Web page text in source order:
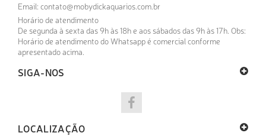
Email: contato@mobydickaquarios.com.br
Horário de atendimento
De segunda à sexta das 9h às 18h e aos sábados das 9h às 17h. Obs:
Horário de atendimento do Whatsapp é comercial conforme
apresentado acima.
SIGA-NOS
LOCALIZAÇÃO